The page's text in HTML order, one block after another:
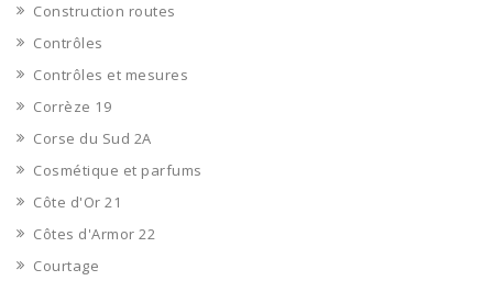
Construction routes
Contrôles
Contrôles et mesures
Corrèze 19
Corse du Sud 2A
Cosmétique et parfums
Côte d'Or 21
Côtes d'Armor 22
Courtage